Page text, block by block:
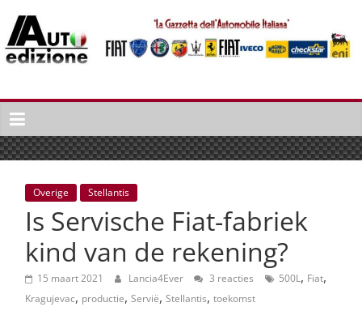
naar
inhoud
Auto
Edizione
La
Gazetta
dell'Automobile
Italiana
Italiaans
autonieuws
lifestyle
Overige Stellantis
Is Servische Fiat-fabriek
kind van de rekening?
15 maart 2021 Lancia4Ever 3 reacties 500L, Fiat,
Kragujevac, productie, Servië, Stellantis, toekomst